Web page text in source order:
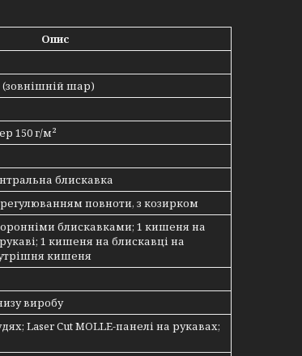
Опис
шар)
150 г/м²
блискавка
повноти, з козирком
блискавками; 1 кишеня на
1 кишеня на блискавці на
кишеня
виробу
Laser Cut MOLLE-панелі на рукавах;